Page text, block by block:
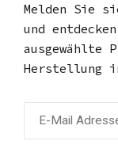
Melden Sie
und
ausgewählte
Herstellung